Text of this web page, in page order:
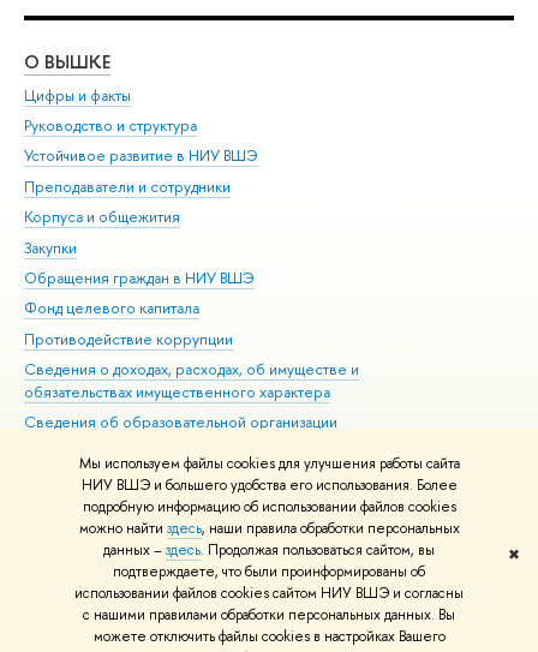
Мы используем файлы cookies для улучшения работы сайта
НИУ ВШЭ и большего удобства его использования. Более
подробную информацию об использовании файлов cookies
можно найти здесь, наши правила обработки персональных
данных –здесь. Продолжая пользоваться сайтом, вы
подтверждаете, что были проинформированы об
использовании файлов cookies сайтом НИУ ВШЭ и согласны
с нашими правилами обработки персональных данных. Вы
можете отключить файлы cookies в настройках Вашего
✖
О ВЫШКЕ
Цифры и факты
Руководство и структура
Устойчивое развитие в НИУ ВШЭ
Преподаватели и сотрудники
Корпуса и общежития
Закупки
Обращения граждан в НИУ ВШЭ
Фонд целевого капитала
Противодействие коррупции
Сведения о доходах, расходах, об имуществе и
обязательствах имущественного характера
Сведения об образовательной организации
Людям с ограниченными возможностями здоровья
Единая платежная страница
Работа в Вышке
© НИУ ВШЭ 1993–2026 Адреса и контакты Условия использования
материалов Политика конфиденциальности Карта сайта
Шрифты HSE Sans и HSE Slab разработаны вШколе дизайна НИУ ВШЭ